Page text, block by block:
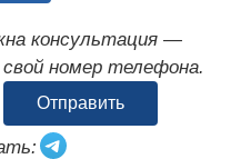
консультация —
номер телефона.
Отправить